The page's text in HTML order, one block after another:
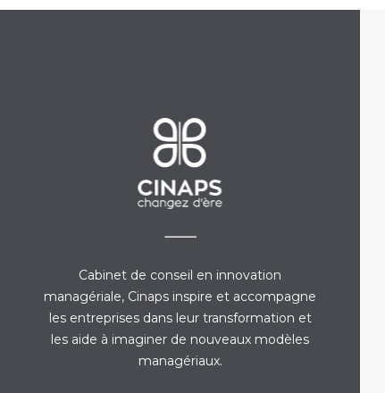
Cabinet de conseil en innovation
managériale, Cinaps inspire et accompagne
les entreprises dans leur transformation et
les aide à imaginer de nouveaux modèles
managériaux.